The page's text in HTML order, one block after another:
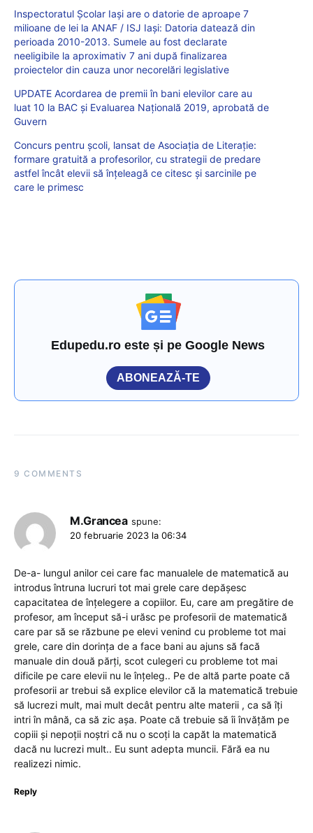
Inspectoratul Școlar Iași are o datorie de aproape 7
milioane de lei la ANAF / ISJ Iași: Datoria datează din
perioada 2010-2013. Sumele au fost declarate
neeligibile la aproximativ 7 ani după finalizarea
proiectelor din cauza unor necorelări legislative
UPDATE Acordarea de premii în bani elevilor care au
luat 10 la BAC și Evaluarea Națională 2019, aprobată de
Guvern
Concurs pentru școli, lansat de Asociația de Literație:
formare gratuită a profesorilor, cu strategii de predare
astfel încât elevii să înțeleagă ce citesc și sarcinile pe
care le primesc
Edupedu.ro este și pe Google News
ABONEAZĂ-TE
9 COMMENTS
M.Grancea spune:
20 februarie 2023 la 06:34
De-a- lungul anilor cei care fac manualele de matematică au
introdus întruna lucruri tot mai grele care depășesc
capacitatea de înțelegere a copiilor. Eu, care am pregătire de
profesor, am început să-i urăsc pe profesorii de matematică
care par să se răzbune pe elevi venind cu probleme tot mai
grele, care din dorința de a face bani au ajuns să facă
manuale din două părți, scot culegeri cu probleme tot mai
dificile pe care elevii nu le înțeleg.. Pe de altă parte poate că
profesorii ar trebui să explice elevilor că la matematică trebuie
să lucrezi mult, mai mult decât pentru alte materii , ca să îți
intri în mână, ca să zic așa. Poate că trebuie să îi învățăm pe
copiii și nepoții noștri că nu o scoți la capăt la matematică
dacă nu lucrezi mult.. Eu sunt adepta muncii. Fără ea nu
realizezi nimic.
Reply